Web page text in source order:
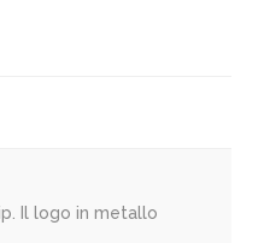
Il logo in metallo